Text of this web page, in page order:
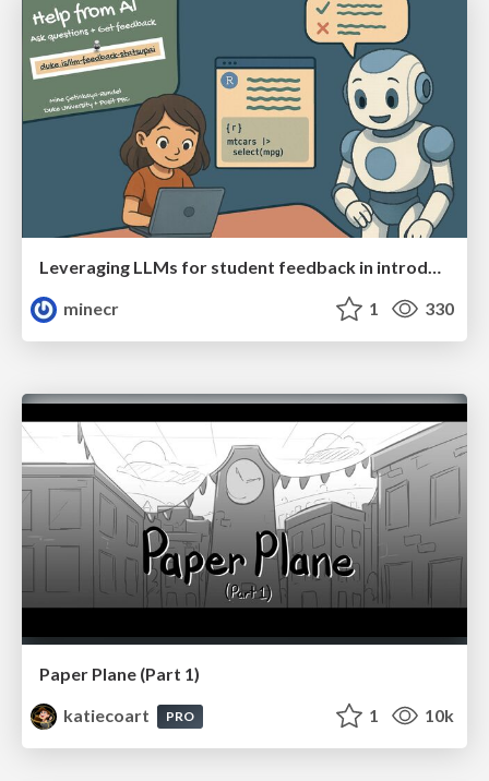
Leveraging LLMs for student feedback in introductory data science courses - posit::conf(2025)
minecr
1 330
Paper Plane (Part 1)
katiecoart
PRO 1 10k